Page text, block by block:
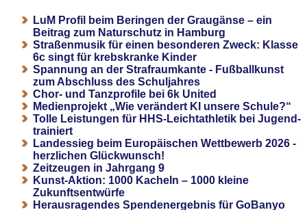
LuM Profil beim Beringen der Graugänse – ein
Beitrag zum Naturschutz in Hamburg
Straßenmusik für einen besonderen Zweck: Klasse
6c singt für krebskranke Kinder
Spannung an der Strafraumkante - Fußballkunst
zum Abschluss des Schuljahres
Chor- und Tanzprofile bei 6k United
Medienprojekt „Wie verändert KI unsere Schule?“
Tolle Leistungen für HHS-Leichtathletik bei Jugend-
trainiert
Landessieg beim Europäischen Wettbewerb 2026 -
herzlichen Glückwunsch!
Zeitzeugen in Jahrgang 9
Kunst-Aktion: 1000 Kacheln – 1000 kleine
Zukunftsentwürfe
Herausragendes Spendenergebnis für GoBanyo